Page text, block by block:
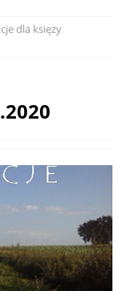
dla księży